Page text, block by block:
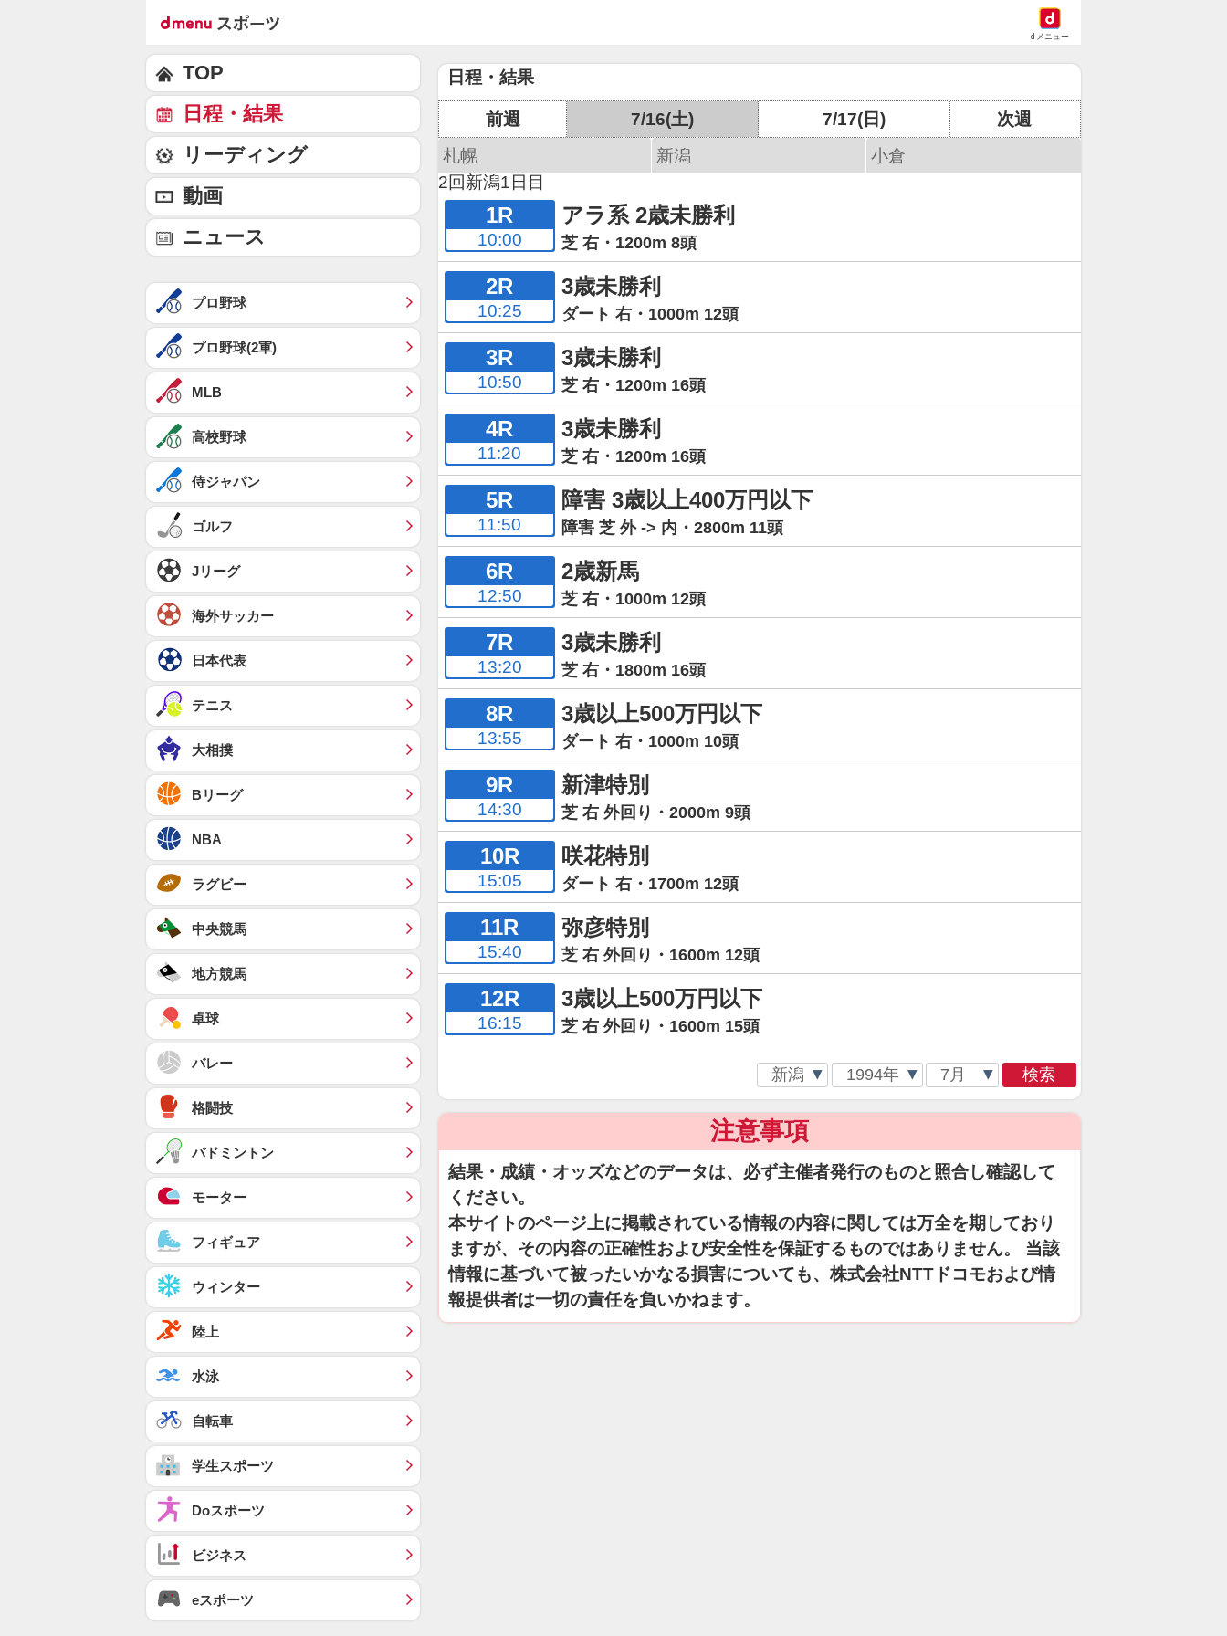
dメニュー
日程・結果
前週 7/16(土) 7/17(日)
次週
札幌
新潟
小倉
2回新潟1日目
1R
10:00
アラ系 2歳未勝利
芝 右・1200m 8頭
2R
10:25
3歳未勝利
ダート 右・1000m 12頭
3R
10:50
3歳未勝利
芝 右・1200m 16頭
4R
11:20
3歳未勝利
芝 右・1200m 16頭
5R
11:50
障害 3歳以上400万円以下
障害 芝 外 -> 内・2800m 11頭
6R
12:50
2歳新馬
芝 右・1000m 12頭
7R
13:20
3歳未勝利
芝 右・1800m 16頭
8R
13:55
3歳以上500万円以下
ダート 右・1000m 10頭
9R
14:30
新津特別
芝 右 外回り・2000m 9頭
10R
15:05
咲花特別
ダート 右・1700m 12頭
11R
15:40
弥彦特別
芝 右 外回り・1600m 12頭
12R
16:15
3歳以上500万円以下
芝 右 外回り・1600m 15頭
検索
注意事項
結果・成績・オッズなどのデータは、必ず主催者発行のものと照合し確認して
ください。
本サイトのページ上に掲載されている情報の内容に関しては万全を期しており
ますが、その内容の正確性および安全性を保証するものではありません。 当該
情報に基づいて被ったいかなる損害についても、株式会社NTTドコモおよび情
報提供者は一切の責任を負いかねます。
TOP
日程・結果
リーディング
動画
ニュース
プロ野球
プロ野球(2軍)
MLB
高校野球
侍ジャパン
ゴルフ
Jリーグ
海外サッカー
日本代表
テニス
大相撲
Bリーグ
NBA
ラグビー
中央競馬
地方競馬
卓球
バレー
格闘技
バドミントン
モーター
フィギュア
ウィンター
陸上
水泳
自転車
学生スポーツ
Doスポーツ
ビジネス
eスポーツ